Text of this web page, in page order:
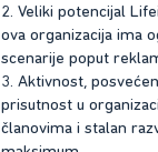
2. Veliki potencijal
ova organizacija ima
scenarije poput
3. Aktivnost,
prisutnost u
članovima i stalan